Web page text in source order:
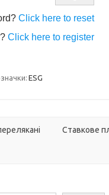
Click here to reset
Click here to register
ESG
Ставкове